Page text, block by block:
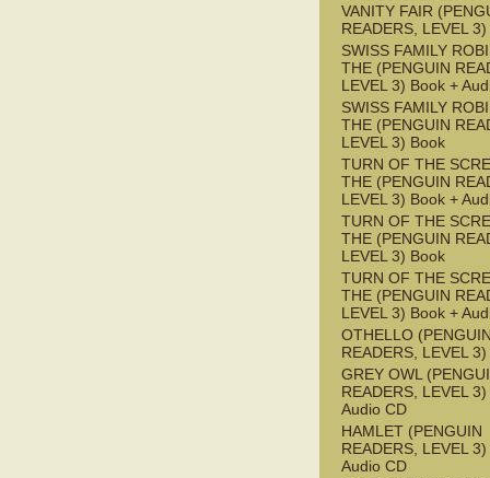
VANITY FAIR
READERS, LEVEL
SWISS FAMILY
THE (PENGUIN
LEVEL 3) Book +
SWISS FAMILY
THE (PENGUIN
LEVEL 3) Book
TURN OF THE
THE (PENGUIN
LEVEL 3) Book +
TURN OF THE
THE (PENGUIN
LEVEL 3) Book
TURN OF THE
THE (PENGUIN
LEVEL 3) Book +
OTHELLO
READERS, LEVEL
GREY OWL
READERS, LEVEL
Audio CD
HAMLET (PENGUIN
READERS, LEVEL
Audio CD